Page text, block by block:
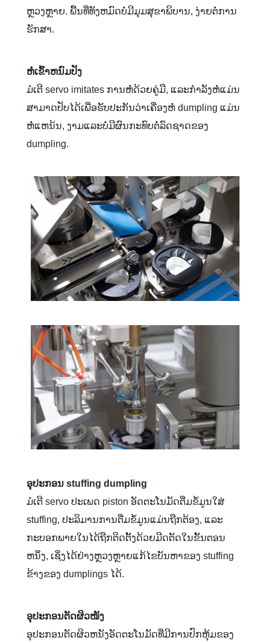
ຫຼວງຫຼາຍ. ພື້ນທີ່ທັງຫມົດບໍ່ມີມຸມສຸຂາພິບານ, ງ່າຍຕໍ່ການ
ຮັກສາ.
ຫໍ່ເຂົ້າຫນົມປັງ
ມໍເຕີ servo imitates ການຫໍ່ດ້ວຍຄູ່ມື, ແລະກໍາລັງຫໍ່ແມ່ນ
ສາມາດປັບໄດ້ເພື່ອຮັບປະກັນວ່າເຄື່ອງຫໍ່ dumpling ແມ່ນ
ຫໍ່ແຫນ້ນ, ງາມແລະບໍ່ມີຜົນກະທົບຕໍ່ລົດຊາດຂອງ
dumpling.
ອຸ​ປະ​ກອນ stuffing dumpling​
ມໍເຕີ servo ປະເພດ piston ອັດຕະໂນມັດຕື່ມຂໍ້ມູນໃສ່
stuffing, ປະລິມານການຕື່ມຂໍ້ມູນແມ່ນຖືກຕ້ອງ, ແລະ
ກະບອກພາຍໃນໄດ້ຖືກຕິດຕັ້ງດ້ວຍມີດຕັດໃນຂັ້ນຕອນ
ຫນຶ່ງ, ເຊິ່ງໄດ້ຢ່າງຫຼວງຫຼາຍແກ້ໄຂບັນຫາຂອງ stuffing
ຂ້າງຂອງ dumplings ໄດ້.
ອຸປະກອນຕັດຜິວໜັງ
ອຸປະກອນຕັດຜິວຫນັງອັດຕະໂນມັດທີ່ມີການປົກຫຸ້ມຂອງ